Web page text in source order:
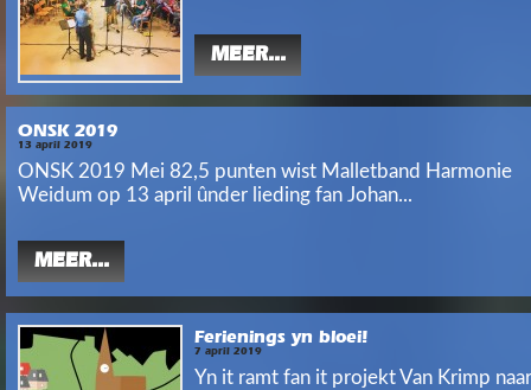
MEER...
ONSK 2019
13 april 2019
ONSK 2019 Mei 82,5 punten wist Malletband Harmonie
Weidum op 13 april ûnder lieding fan Johan...
MEER...
Ferienings yn bloei!
7 april 2019
Yn it ramt fan it projekt Van Krimp naar